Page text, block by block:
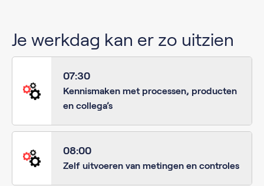
Je werkdag kan er zo uitzien
07:30
Kennismaken met processen, producten
en collega’s
08:00
Zelf uitvoeren van metingen en controles